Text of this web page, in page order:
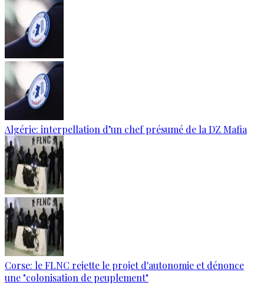
Algérie: interpellation d’un chef présumé de la DZ Mafia
Corse: le FLNC rejette le projet d'autonomie et dénonce
une "colonisation de peuplement"